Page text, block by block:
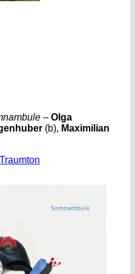
– Olga
(b), Maximilian